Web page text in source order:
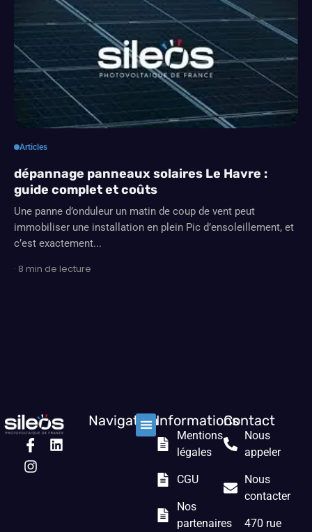
Articles
dépannage panneaux solaires Le Havre :
guide complet et coûts
Une panne d’onduleur un matin de coup de vent peut
immobiliser une installation en plein Pic d’ensoleillement, et
c’est exactement...
· 8 min de lecture
NavigationInformations
Mentions
légales
CGU
Nos
partenaires
Contact
Nous
appeler
Nous
contacter
470 rue